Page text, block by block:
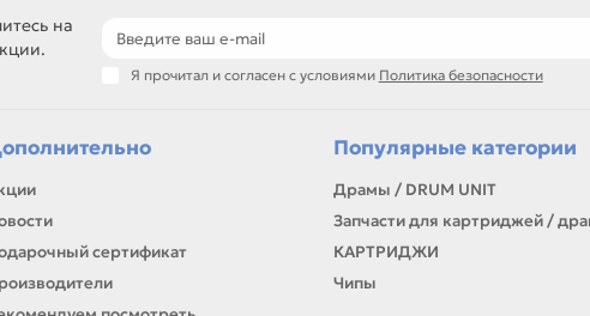
сравнение ресурса, цвета и типа поставки
позиции для офисной печати и сервисного запаса
самовывоз и доставка по Алматы, отправка по Казахстану
ремонта, заправки, печати или пополнения складского запаса.
на
Я прочитал и согласен с условиями Политика безопасности
сертификат
Популярные категории
Драмы / DRUM UNIT
Запчасти для картриджей /
КАРТРИДЖИ
Чипы